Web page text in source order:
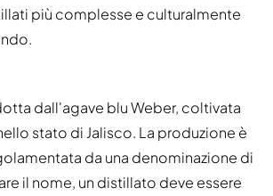
più complesse e culturalmente
dall'agave blu Weber, coltivata
stato di Jalisco. La produzione è
da una denominazione di
il nome, un distillato deve essere